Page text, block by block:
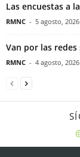
Las encuestas a
RMNC - 5 agosto, 2026
Van por las redes
RMNC - 4 agosto, 2026